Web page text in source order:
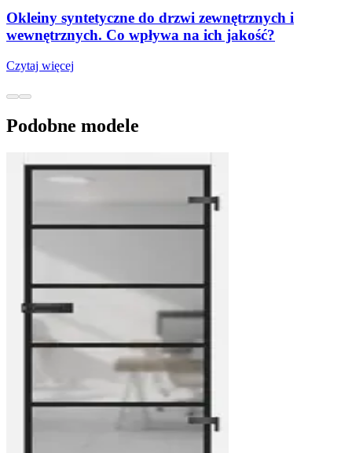
Okleiny syntetyczne do drzwi zewnętrznych i
wewnętrznych. Co wpływa na ich jakość?
Czytaj więcej
Podobne modele